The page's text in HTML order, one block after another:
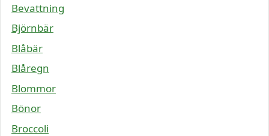
Bevattning
Björnbär
Blåbär
Blåregn
Blommor
Bönor
Broccoli